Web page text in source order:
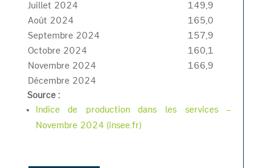
Juillet 2024
149,9
Août 2024
165,0
Septembre 2024
157,9
Octobre 2024
160,1
Novembre 2024
166,9
Décembre 2024
Source :
Indice de production dans les services –
Novembre 2024 (insee.fr)